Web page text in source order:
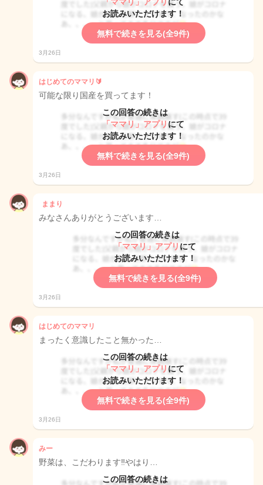
お読みいただけます！
無料で続きを見る(全9件)
3月26日
はじめてのママリ🔰
可能な限り国産を買ってます！
この回答の続きは
「ママリ」アプリ にて
お読みいただけます！
無料で続きを見る(全9件)
3月26日
ままり
みなさんありがとうございます…
この回答の続きは
「ママリ」アプリ にて
お読みいただけます！
無料で続きを見る(全9件)
3月26日
はじめてのママリ
まったく意識したこと無かった…
この回答の続きは
「ママリ」アプリ にて
お読みいただけます！
無料で続きを見る(全9件)
3月26日
みー
野菜は、こだわります‼️やはり…
この回答の続きは